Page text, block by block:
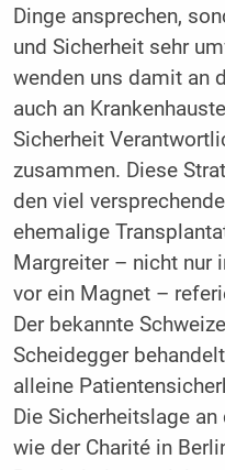
Dinge ansprechen,
und Sicherheit sehr
wenden uns damit an
auch an
Sicherheit
zusammen. Diese
den viel
ehemalige
Margreiter – nicht nur
vor ein Magnet –
Der bekannte
Scheidegger
alleine
Die Sicherheitslage
wie der Charité in